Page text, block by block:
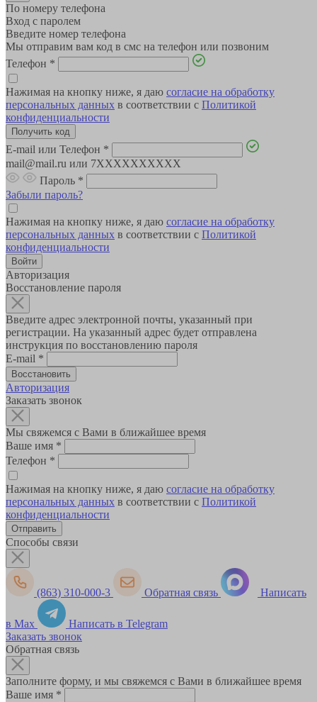
По номеру телефона
Вход с паролем
Введите номер телефона
Мы отправим вам код в смс на телефон или позвоним
Телефон *
Нажимая на кнопку ниже, я даю согласие на обработку
персональных данных в соответствии с Политикой
конфиденциальности
E-mail или Телефон *
mail@mail.ru или 7XXXXXXXXXX
Пароль *
Забыли пароль?
Нажимая на кнопку ниже, я даю согласие на обработку
персональных данных в соответствии с Политикой
конфиденциальности
Авторизация
Восстановление пароля
Введите адрес электронной почты, указанный при
регистрации. На указанный адрес будет отправлена
инструкция по восстановлению пароля
E-mail *
Авторизация
Заказать звонок
Мы свяжемся с Вами в ближайшее время
Ваше имя *
Телефон *
Нажимая на кнопку ниже, я даю согласие на обработку
персональных данных в соответствии с Политикой
конфиденциальности
Способы связи
(863) 310-000-3 Обратная связь Написать
в Max
Написать в Telegram
Заказать звонок
Обратная связь
Заполните форму, и мы свяжемся с Вами в ближайшее время
Ваше имя *